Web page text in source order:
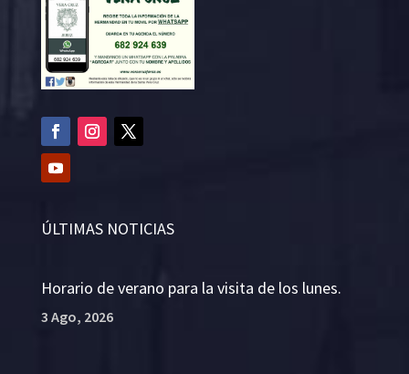
ÚLTIMAS NOTICIAS
Horario de verano para la visita de los lunes.
3 Ago, 2026